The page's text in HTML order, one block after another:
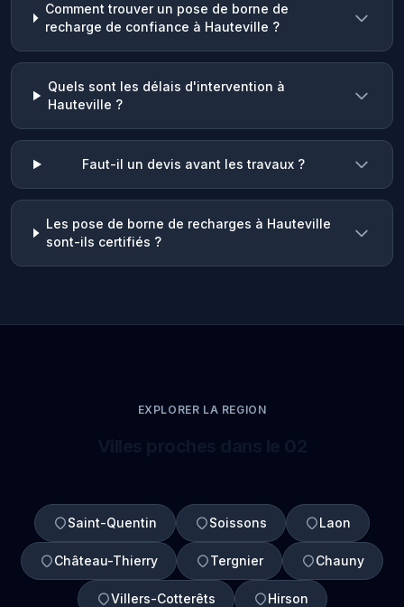
Comment trouver un pose de borne de
recharge de confiance à Hauteville ?
Quels sont les délais d'intervention à
Hauteville ?
Faut-il un devis avant les travaux ?
Les pose de borne de recharges à Hauteville
sont-ils certifiés ?
EXPLORER LA REGION
Saint-Quentin Soissons Laon
Château-Thierry Tergnier Chauny
Villers-Cotterêts Hirson